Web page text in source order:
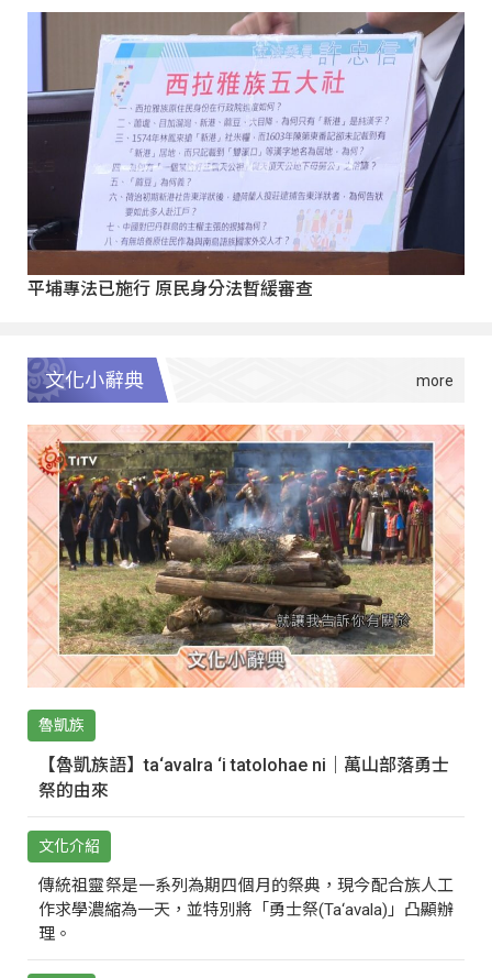
平埔專法已施行 原民身分法暫緩審查
文化小辭典
魯凱族
【魯凱族語】ta‘avalra ‘i tatolohae ni｜萬山部落勇士
祭的由來
文化介紹
傳統祖靈祭是一系列為期四個月的祭典，現今配合族人工
作求學濃縮為一天，並特別將「勇士祭(Ta‘avala)」凸顯辦
理。